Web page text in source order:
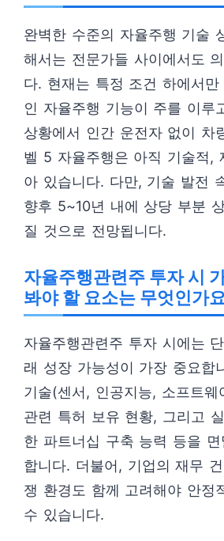
완벽한 수준의 자율주행 기술
해서는 전문가들 사이에서도
다. 현재는 특정 조건 하에서만
인 자율주행 기능이 주를 이루
상황에서 인간 운전자 없이 차
벨 5 자율주행은 아직 기술적,
아 있습니다. 다만, 기술 발전
향후 5~10년 내에 상당 부분
질 것으로 전망됩니다.
자율주행관련주 투자 시
봐야 할 요소는 무엇인가
자율주행관련주 투자 시에는
래 성장 가능성이 가장 중요합
기술(센서, 인공지능, 소프트
관련 특허 보유 현황, 그리고
한 파트너십 구축 능력 등을
합니다. 더불어, 기업의 재무
쟁 환경도 함께 고려해야 안정
수 있습니다.